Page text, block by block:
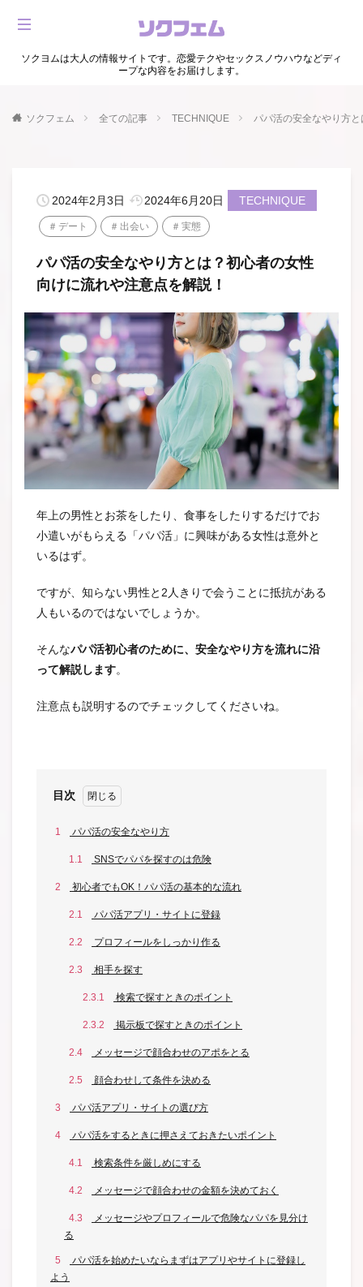
ソクヨムは大人の情報サイトです。恋愛テクやセックスノウハウなどディ
ープな内容をお届けします。
ソクフェム 全ての記事 TECHNIQUE パパ活の安全なやり方
2024年2月3日 2024年6月20日 TECHNIQUE
デート 出会い 実態
パパ活の安全なやり方とは？初心者の女性
向けに流れや注意点を解説！
年上の男性とお茶をしたり、食事をしたりするだけでお
小遣いがもらえる「パパ活」に興味がある女性は意外と
いるはず。
ですが、知らない男性と2人きりで会うことに抵抗がある
人もいるのではないでしょうか。
そんなパパ活初心者のために、安全なやり方を流れに沿
って解説します。
注意点も説明するのでチェックしてくださいね。
目次
1 パパ活の安全なやり方
1.1 SNSでパパを探すのは危険
2 初心者でもOK！パパ活の基本的な流れ
2.1 パパ活アプリ・サイトに登録
2.2 プロフィールをしっかり作る
2.3 相手を探す
2.3.1 検索で探すときのポイント
2.3.2 掲示板で探すときのポイント
2.4 メッセージで顔合わせのアポをとる
2.5 顔合わせして条件を決める
3 パパ活アプリ・サイトの選び方
4 パパ活をするときに押さえておきたいポイント
4.1 検索条件を厳しめにする
4.2 メッセージで顔合わせの金額を決めておく
4.3
メッセージやプロフィールで危険なパパを見分け
る
5
パパ活を始めたいならまずはアプリやサイトに登録し
よう